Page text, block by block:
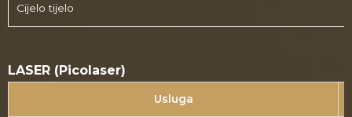
Cijelo tijelo
LASER (Picolaser)
Usluga